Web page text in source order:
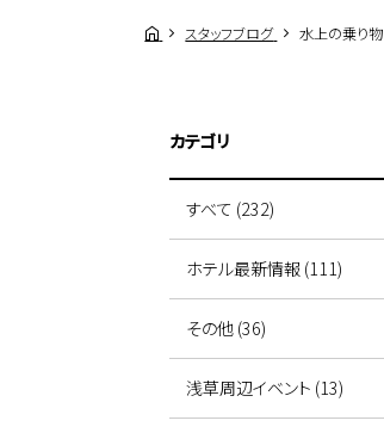
スタッフブログ 水上の乗り物
カテゴリ
すべて (232)
ホテル最新情報 (111)
その他 (36)
浅草周辺イベント (13)